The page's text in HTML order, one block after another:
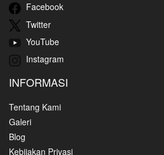
Facebook
Twitter
YouTube
Instagram
INFORMASI
Tentang Kami
Galeri
Blog
Kebijakan Privasi